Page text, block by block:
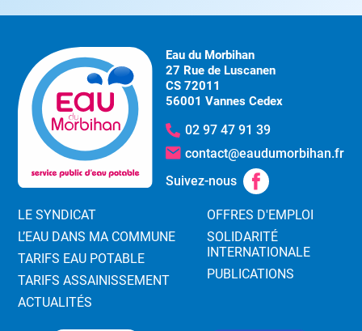
Eau du Morbihan
27 Rue de Luscanen
CS 72011
56001 Vannes Cedex
02 97 47 91 39
contact@eaudumorbihan.fr
Suivez-nous
LE SYNDICAT
L’EAU DANS MA COMMUNE
TARIFS EAU POTABLE
TARIFS ASSAINISSEMENT
ACTUALITÉS
OFFRES D'EMPLOI
SOLIDARITÉ
INTERNATIONALE
PUBLICATIONS